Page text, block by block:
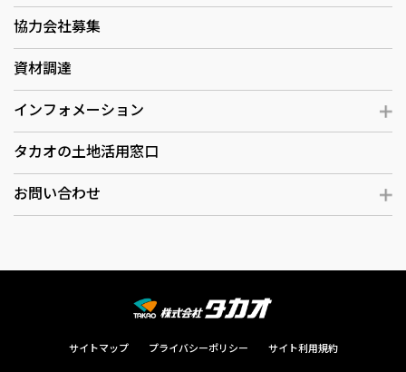
協力会社募集
資材調達
インフォメーション
タカオの土地活用窓口
お問い合わせ
サイトマップ プライバシーポリシー サイト利用規約